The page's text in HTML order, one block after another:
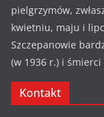
pielgrzymów,
kwietniu, maju i
Szczepanowie
(w 1936 r.) i śmierci
Kontakt